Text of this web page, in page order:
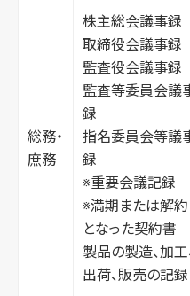
総務・
庶務
株主総会議事録
取締役会議事録
監査役会議事録
監査等委員会議
録
指名委員会等議
録
※重要会議記録
※満期または解約
となった契約書
製品の製造、加工
出荷、販売の記録